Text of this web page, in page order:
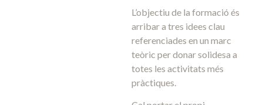
L’objectiu de la formació és
arribar a tres idees clau
referenciades en un marc
teòric per donar solidesa a
totes les activitats més
pràctiques.